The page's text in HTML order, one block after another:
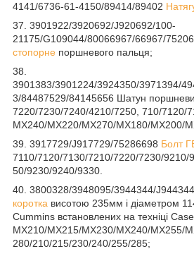
4141/6736-61-4150/89414/89402
37. 3901922/3920692/J920692/100-
21175/G109044/80066967/66967/
стопорне поршневого пальця;
38.
3901383/3901224/3924350/3971394/
3/84487529/84145656 Шатун
7220/7230/7240/4210/7250, 710/7120/
MX240/MX220/MX270/MX180/MX200/
39. 3917729/J917729/75286698 Болт
7110/7120/7130/7210/7220/7230/9210/
50/9230/9240/9330.
40. 3800328/3948095/3944344/
коротка висотою 235мм і діаметром
Cummins встановлених на техніці Case
MX210/MX215/MX230/MX240/MX255/
280/210/215/230/240/255/285;